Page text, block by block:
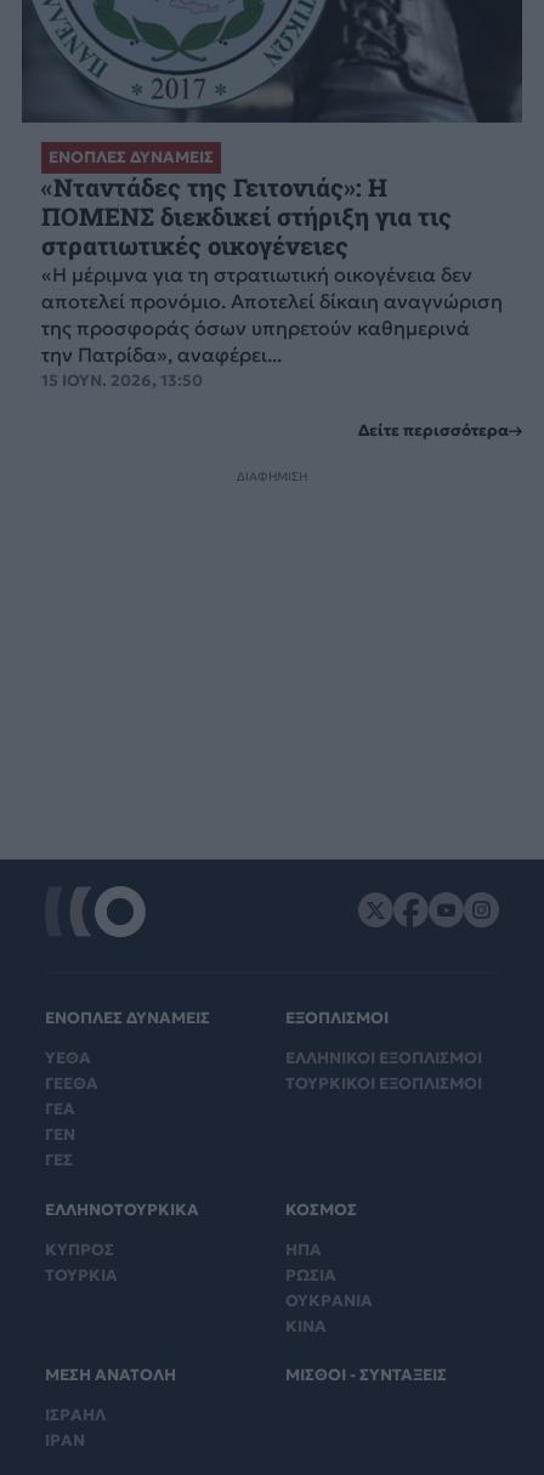
ΕΝΟΠΛΕΣ ΔΥΝΑΜΕΙΣ
«Νταντάδες της Γειτονιάς»: Η
ΠΟΜΕΝΣ διεκδικεί στήριξη για τις
στρατιωτικές οικογένειες
«Η μέριμνα για τη στρατιωτική οικογένεια δεν
αποτελεί προνόμιο. Αποτελεί δίκαιη αναγνώριση
της προσφοράς όσων υπηρετούν καθημερινά
την Πατρίδα», αναφέρει...
15 ΙΟΥΝ. 2026, 13:50
Δείτε περισσότερα
ΔΙΑΦΗΜΙΣΗ
ΕΝΟΠΛΕΣ ΔΥΝΑΜΕΙΣ
ΥΕΘΑ
ΓΕΕΘΑ
ΓΕΑ
ΓΕΝ
ΓΕΣ
ΕΞΟΠΛΙΣΜΟΙ
ΕΛΛΗΝΙΚΟΙ ΕΞΟΠΛΙΣΜΟΙ
ΤΟΥΡΚΙΚΟΙ ΕΞΟΠΛΙΣΜΟΙ
ΕΛΛΗΝΟΤΟΥΡΚΙΚΑ
ΚΥΠΡΟΣ
ΤΟΥΡΚΙΑ
ΚΟΣΜΟΣ
ΗΠΑ
ΡΩΣΙΑ
ΟΥΚΡΑΝΙΑ
ΚΙΝΑ
ΜΕΣΗ ΑΝΑΤΟΛΗ
ΙΣΡΑΗΛ
ΙΡΑΝ
ΜΙΣΘΟΙ - ΣΥΝΤΑΞΕΙΣ